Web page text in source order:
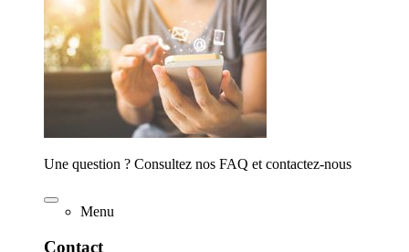
Une question ? Consultez nos FAQ et contactez-nous
Menu
Contact